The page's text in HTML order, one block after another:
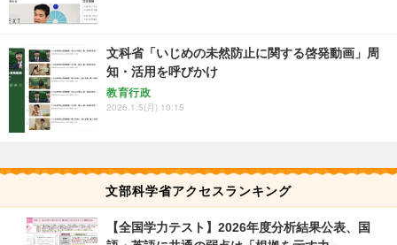
文科省「いじめの未然防止に関する啓発動画」周
知・活用を呼びかけ
教育行政
2026.1.5(月) 10:15
文部科学省アクセスランキング
【全国学力テスト】2026年度分析結果公表、国